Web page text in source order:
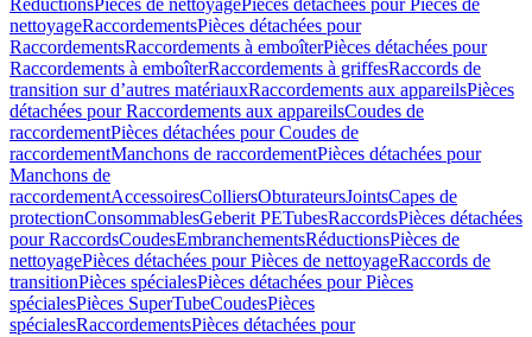
RéductionsPièces de nettoyagePièces détachées pour Pièces de
nettoyageRaccordementsPièces détachées pour
RaccordementsRaccordements à emboîterPièces détachées pour
Raccordements à emboîterRaccordements à griffesRaccords de
transition sur d’autres matériauxRaccordements aux appareilsPièces
détachées pour Raccordements aux appareilsCoudes de
raccordementPièces détachées pour Coudes de
raccordementManchons de raccordementPièces détachées pour
Manchons de
raccordementAccessoiresColliersObturateursJointsCapes de
protectionConsommablesGeberit PETubesRaccordsPièces détachées
pour RaccordsCoudesEmbranchementsRéductionsPièces de
nettoyagePièces détachées pour Pièces de nettoyageRaccords de
transitionPièces spécialesPièces détachées pour Pièces
spécialesPièces SuperTubeCoudesPièces
spécialesRaccordementsPièces détachées pour